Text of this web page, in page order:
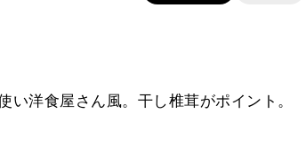
洋食屋さん風。干し椎茸がポイント。